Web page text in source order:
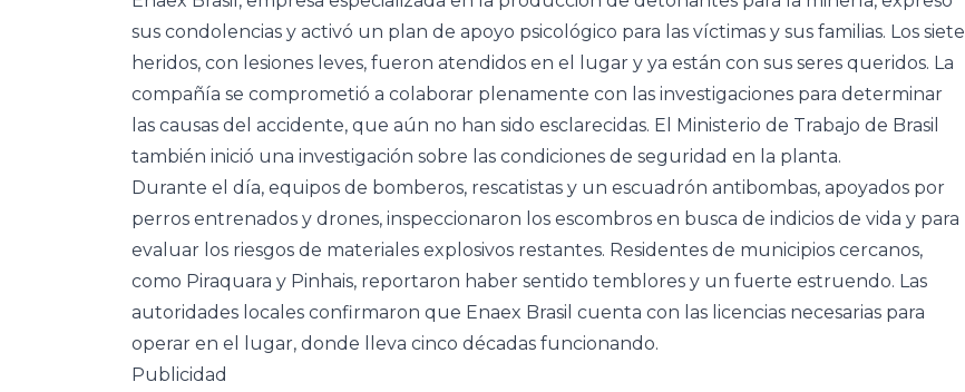
sus condolencias y activó un plan de apoyo psicológico para las víctimas y sus familias. Los siete
heridos, con lesiones leves, fueron atendidos en el lugar y ya están con sus seres queridos. La
compañía se comprometió a colaborar plenamente con las investigaciones para determinar
las causas del accidente, que aún no han sido esclarecidas. El Ministerio de Trabajo de Brasil
también inició una investigación sobre las condiciones de seguridad en la planta.
Durante el día, equipos de bomberos, rescatistas y un escuadrón antibombas, apoyados por
perros entrenados y drones, inspeccionaron los escombros en busca de indicios de vida y para
evaluar los riesgos de materiales explosivos restantes. Residentes de municipios cercanos,
como Piraquara y Pinhais, reportaron haber sentido temblores y un fuerte estruendo. Las
autoridades locales confirmaron que Enaex Brasil cuenta con las licencias necesarias para
operar en el lugar, donde lleva cinco décadas funcionando.
Publicidad